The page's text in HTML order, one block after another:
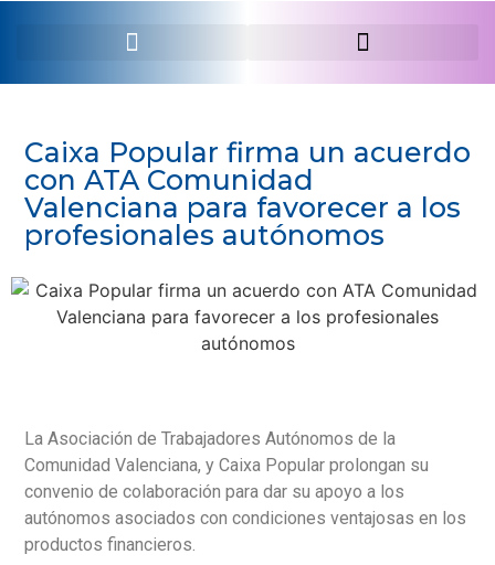
Caixa Popular firma un acuerdo
con ATA Comunidad
Valenciana para favorecer a los
profesionales autónomos
La Asociación de Trabajadores Autónomos de la
Comunidad Valenciana, y Caixa Popular prolongan su
convenio de colaboración para dar su apoyo a los
autónomos asociados con condiciones ventajosas en los
productos financieros.